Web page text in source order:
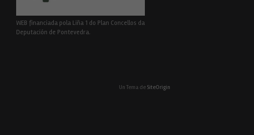
WEB financiada pola Liña 1 do Plan Concellos da
Deputación de Pontevedra.
Un Tema de SiteOrigin